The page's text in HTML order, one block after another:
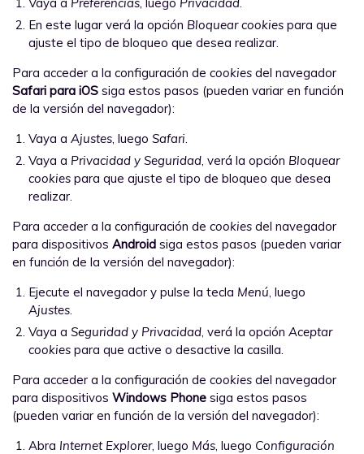
En este lugar verá la opción Bloquear cookies para que
ajuste el tipo de bloqueo que desea realizar.
Para acceder a la configuración de cookies del navegador
Safari para iOS siga estos pasos (pueden variar en función
de la versión del navegador):
Vaya a Ajustes, luego Safari.
Vaya a Privacidad y Seguridad, verá la opción Bloquear
cookies para que ajuste el tipo de bloqueo que desea
realizar.
Para acceder a la configuración de cookies del navegador
para dispositivos Android siga estos pasos (pueden variar
en función de la versión del navegador):
Ejecute el navegador y pulse la tecla Menú, luego
Ajustes.
Vaya a Seguridad y Privacidad, verá la opción Aceptar
cookies para que active o desactive la casilla.
Para acceder a la configuración de cookies del navegador
para dispositivos Windows Phone siga estos pasos
(pueden variar en función de la versión del navegador):
Abra Internet Explorer, luego Más, luego Configuración